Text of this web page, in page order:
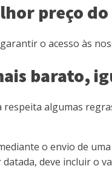
preço
o acesso às
barato,
algumas
o envio de
deve incluir o